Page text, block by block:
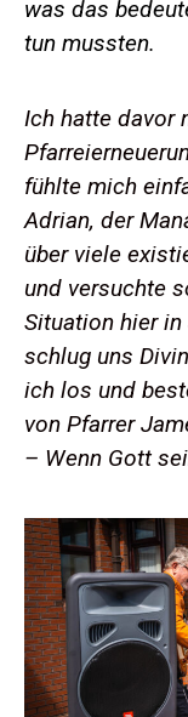
was das
tun mussten.
Ich hatte davor
fühlte mich
Adrian, der
über viele
und versuchte
Situation hier
schlug uns
ich los und
von Pfarrer
– Wenn Gott